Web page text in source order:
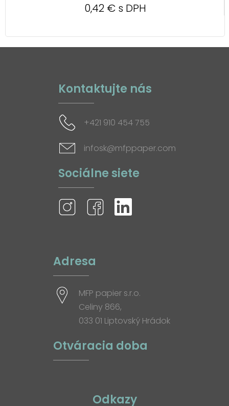
0,42 € s DPH
Kontaktujte nás
+421 910 454 755
infosk@mfppaper.com
Sociálne siete
Adresa
MFP papier s.r.o.
Celiny 866,
033 01 Liptovský Hrádok
Otváracia doba
Odkazy